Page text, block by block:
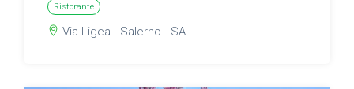
Ristorante
Via Ligea - Salerno - SA